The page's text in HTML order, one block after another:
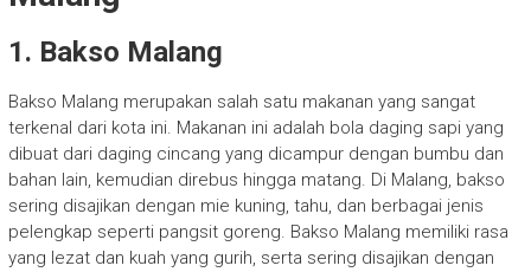
1. Bakso Malang
Bakso Malang merupakan salah satu makanan yang sangat
terkenal dari kota ini. Makanan ini adalah bola daging sapi yang
dibuat dari daging cincang yang dicampur dengan bumbu dan
bahan lain, kemudian direbus hingga matang. Di Malang, bakso
sering disajikan dengan mie kuning, tahu, dan berbagai jenis
pelengkap seperti pangsit goreng. Bakso Malang memiliki rasa
yang lezat dan kuah yang gurih, serta sering disajikan dengan